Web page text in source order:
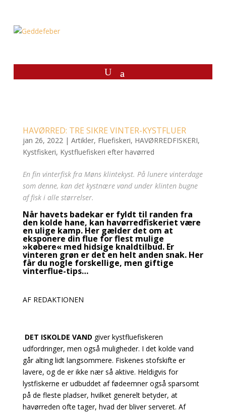
HAVØRRED: TRE SIKRE VINTER-KYSTFLUER
jan 26, 2022| Artikler, Fluefiskeri, HAVØRREDFISKERI,
Kystfiskeri, Kystfluefiskeri efter havørred
En fin vinterfisk fra Møns klintekyst. På lunere vinterdage
som denne, kan det kystnære vand under klinten bugne
af fisk i alle størrelser.
Når havets badekar er fyldt til randen fra
den kolde hane, kan havørredfiskeriet være
en ulige kamp. Her gælder det om at
eksponere din flue for flest mulige
»købere« med hidsige knaldtilbud. Er
vinteren grøn er det en helt anden snak. Her
får du nogle forskellige, men giftige
vinterflue-tips…
AF REDAKTIONEN
DET ISKOLDE VAND giver kystfluefiskeren
udfordringer, men også muligheder. I det kolde vand
gåralting lidt langsommere. Fiskenes stofskifte er
lavere, og de er ikke nær så aktive. Heldigvis for
lystfiskerne er udbuddet af fødeemner også sparsomt
på de fleste pladser, hvilket generelt betyder, at
havørreden ofte tager, hvad der bliver serveret. Af